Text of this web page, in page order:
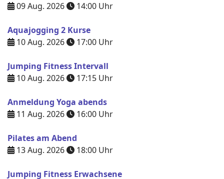
09 Aug. 2026
14:00 Uhr
Aquajogging 2 Kurse
10 Aug. 2026
17:00 Uhr
Jumping Fitness Intervall
10 Aug. 2026
17:15 Uhr
Anmeldung Yoga abends
11 Aug. 2026
16:00 Uhr
Pilates am Abend
13 Aug. 2026
18:00 Uhr
Jumping Fitness Erwachsene